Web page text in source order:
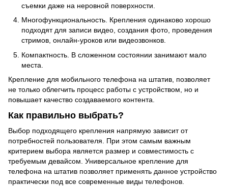
съемки даже на неровной поверхности.
Многофункциональность. Крепления одинаково хорошо
подходят для записи видео, создания фото, проведения
стримов, онлайн-уроков или видеозвонков.
Компактность. В сложенном состоянии занимают мало
места.
Крепление для мобильного телефона на штатив, позволяет
не только облегчить процесс работы с устройством, но и
повышает качество создаваемого контента.
Как правильно выбрать?
Выбор подходящего крепления напрямую зависит от
потребностей пользователя. При этом самым важным
критерием выбора является размер и совместимость с
требуемым девайсом. Универсальное крепление для
телефона на штатив позволяет применять данное устройство
практически под все современные виды телефонов.